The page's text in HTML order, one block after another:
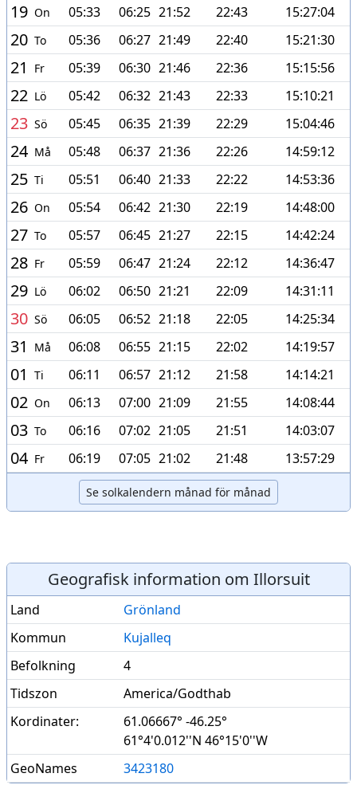
19 On 05:33 06:25 21:52 22:43 15:27:04
20 To 05:36 06:27 21:49 22:40 15:21:30
21 Fr 05:39 06:30 21:46 22:36 15:15:56
22 Lö 05:42 06:32 21:43 22:33 15:10:21
23 Sö 05:45 06:35 21:39 22:29 15:04:46
24 Må 05:48 06:37 21:36 22:26 14:59:12
25 Ti 05:51 06:40 21:33 22:22 14:53:36
26 On 05:54 06:42 21:30 22:19 14:48:00
27 To 05:57 06:45 21:27 22:15 14:42:24
28 Fr 05:59 06:47 21:24 22:12 14:36:47
29 Lö 06:02 06:50 21:21 22:09 14:31:11
30 Sö 06:05 06:52 21:18 22:05 14:25:34
31 Må 06:08 06:55 21:15 22:02 14:19:57
01 Ti 06:11 06:57 21:12 21:58 14:14:21
02 On 06:13 07:00 21:09 21:55 14:08:44
03 To 06:16 07:02 21:05 21:51 14:03:07
04 Fr 06:19 07:05 21:02 21:48 13:57:29
Se solkalendern månad för månad
Geografisk information om Illorsuit
Land
Grönland
Kommun
Kujalleq
Befolkning
4
Tidszon
America/Godthab
Kordinater:
61.06667° -46.25°
61°4'0.012''N 46°15'0''W
GeoNames
3423180